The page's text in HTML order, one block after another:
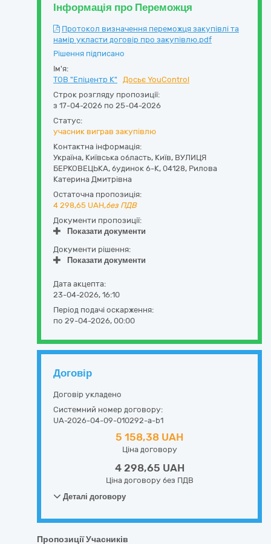
Інформація про Переможця
Протокол визначення переможця закупівлі та
намір укласти договір про закупівлю.pdf
Рішення підписано
Ім'я:
ТОВ "Епіцентр К"
Досьє YouControl
Строк розгляду пропозиції:
з 17-04-2026 по 25-04-2026
Статус:
учасник виграв закупівлю
Контактна інформація:
Україна, Київська область, Київ, ВУЛИЦЯ
БЕРКОВЕЦЬКА, будинок 6-К, 04128, Рилова
Катерина Дмитрiвна
Остаточна пропозиція:
4 298,65 UAH,без ПДВ
Документи пропозиції:
Показати документи
Документи рішення:
Показати документи
Дата акцепта:
23-04-2026, 16:10
Період подачі оскарження:
по 29-04-2026, 00:00
Договір
Договір укладено
Системний номер договору:
UA-2026-04-09-010292-a-b1
5 158,38 UAH
Ціна договору
4 298,65 UAH
Ціна договору без ПДВ
Деталі договору
Пропозиції Учасників